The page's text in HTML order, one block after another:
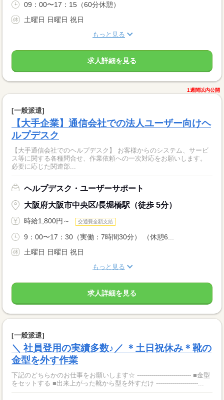
09：00〜17：15（60分休憩）
土曜日 日曜日 祝日
もっと見る
求人詳細を見る
1週間以内公開
[一般派遣]
【大手企業】通信会社での法人ユーザー向けヘ
ルプデスク
【大手通信会社でのヘルプデスク】 お客様からのシステム、サービ
ス等に関する各種問合せ、作業依頼への一次対応をお願いします。
必要に応じた関連部...
ヘルプデスク・ユーザーサポート
大阪府大阪市中央区/長堀橋駅（徒歩 5分）
時給1,800円～ 交通費全額支給
9：00〜17：30（実働：7時間30分） （休憩6...
土曜日 日曜日 祝日
もっと見る
求人詳細を見る
[一般派遣]
＼ 社員登用の実績多数♪／ ＊土日祝休み＊靴の
金型を外す作業
下記のどちらかのお仕事をお願いします☆ --------------------------- ■金型
をセットする ■出来上がった靴から型を外すだけ ---------------------...